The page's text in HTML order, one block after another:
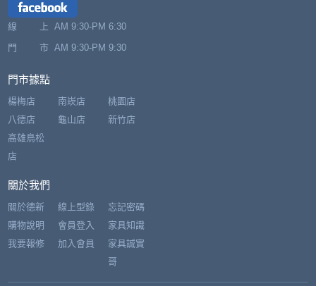
線 上 AM 9:30-PM 6:30
門 市 AM 9:30-PM 9:30
門市據點
楊梅店
八德店
南崁店
龜山店
桃園店
新竹店
高雄鳥松
店
關於我們
關於德新
購物說明
我要報修
線上型錄
會員登入
加入會員
忘記密碼
家具知識
家具誠實
哥